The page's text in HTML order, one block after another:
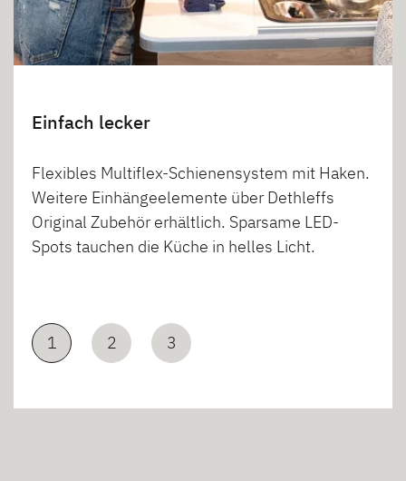
Einfach lecker
Flexibles Multiflex-Schienensystem mit Haken.
Weitere Einhängeelemente über Dethleffs
Original Zubehör erhältlich. Sparsame LED-
Spots tauchen die Küche in helles Licht.
1 2 3